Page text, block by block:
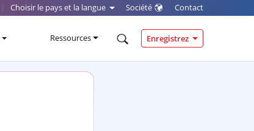
| Choisir le pays et la langue Société Contact
Ressources Enregistrez